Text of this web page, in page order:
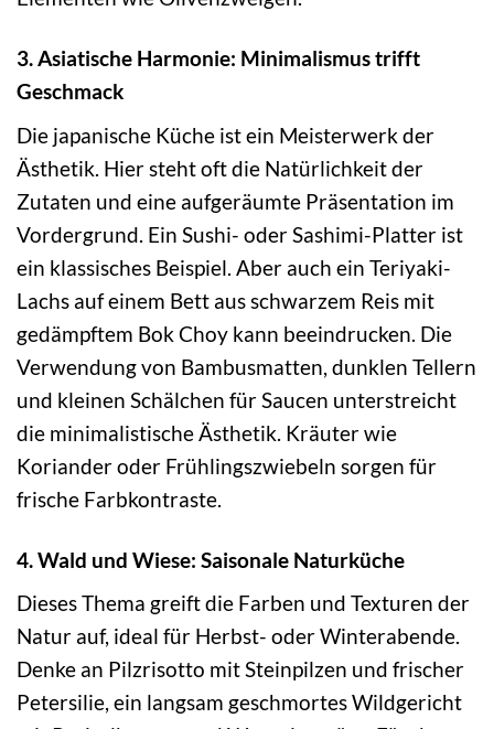
3. Asiatische Harmonie: Minimalismus trifft
Geschmack
Die japanische Küche ist ein Meisterwerk der
Ästhetik. Hier steht oft die Natürlichkeit der
Zutaten und eine aufgeräumte Präsentation im
Vordergrund. Ein Sushi- oder Sashimi-Platter ist
ein klassisches Beispiel. Aber auch ein Teriyaki-
Lachs auf einem Bett aus schwarzem Reis mit
gedämpftem Bok Choy kann beeindrucken. Die
Verwendung von Bambusmatten, dunklen Tellern
und kleinen Schälchen für Saucen unterstreicht
die minimalistische Ästhetik. Kräuter wie
Koriander oder Frühlingszwiebeln sorgen für
frische Farbkontraste.
4. Wald und Wiese: Saisonale Naturküche
Dieses Thema greift die Farben und Texturen der
Natur auf, ideal für Herbst- oder Winterabende.
Denke an Pilzrisotto mit Steinpilzen und frischer
Petersilie, ein langsam geschmortes Wildgericht